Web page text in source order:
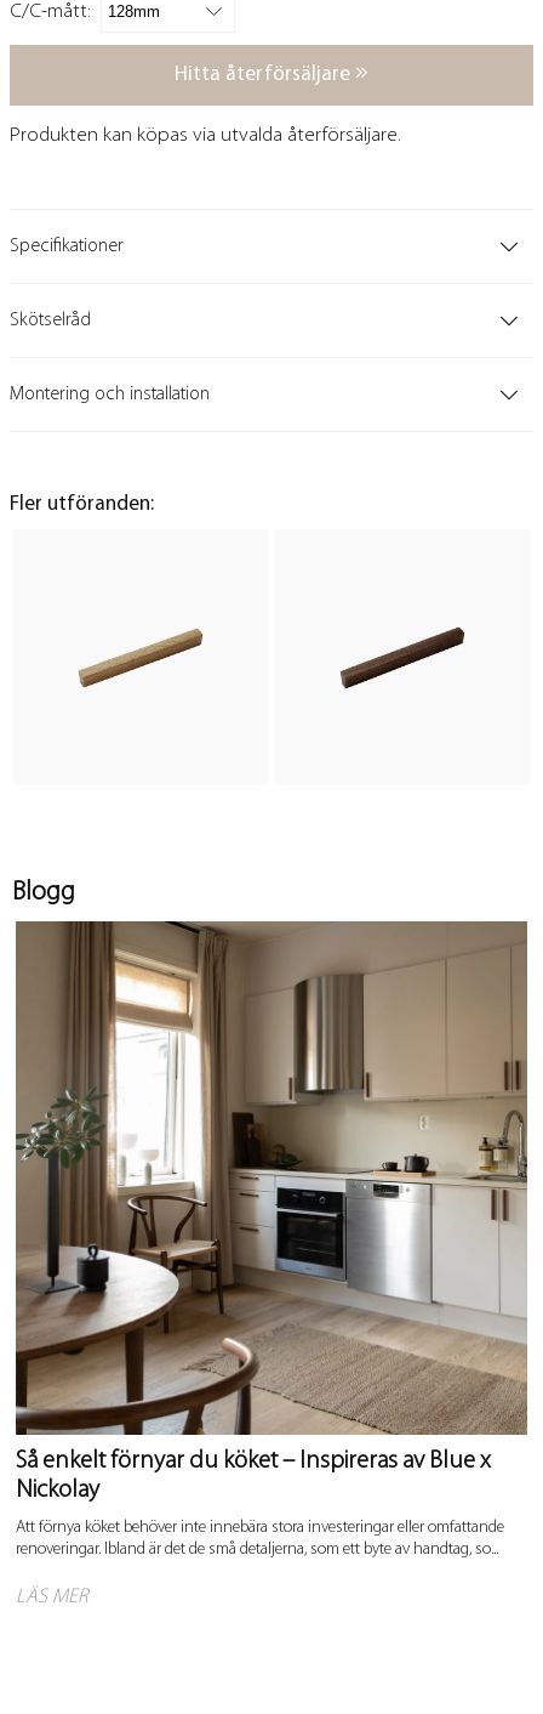
C/C-mått:
Hitta återförsäljare
Produkten kan köpas via utvalda återförsäljare.
Specifikationer
Skötselråd
Montering och installation
Fler utföranden:
Blogg
Så enkelt förnyar du köket – Inspireras av Blue x
Nickolay
Att förnya köket behöver inte innebära stora investeringar eller omfattande
renoveringar. Ibland är det de små detaljerna, som ett byte av handtag, so...
LÄS MER